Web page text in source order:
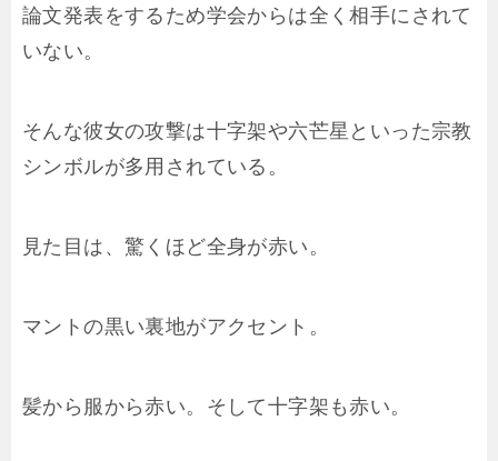
論文発表をするため学会からは全く相手にされて
いない。
そんな彼女の攻撃は十字架や六芒星といった宗教
シンボルが多用されている。
見た目は、驚くほど全身が赤い。
マントの黒い裏地がアクセント。
髪から服から赤い。そして十字架も赤い。